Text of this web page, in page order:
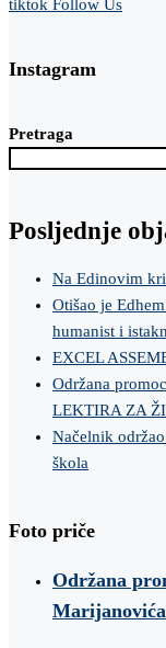
tiktok Follow Us
Instagram
Pretraga
Posljednje
Na Edinovim
Otišao je
humanist i
EXCEL
Održana
LEKTIRA ZA
Načelnik
škola
Foto priče
Održana